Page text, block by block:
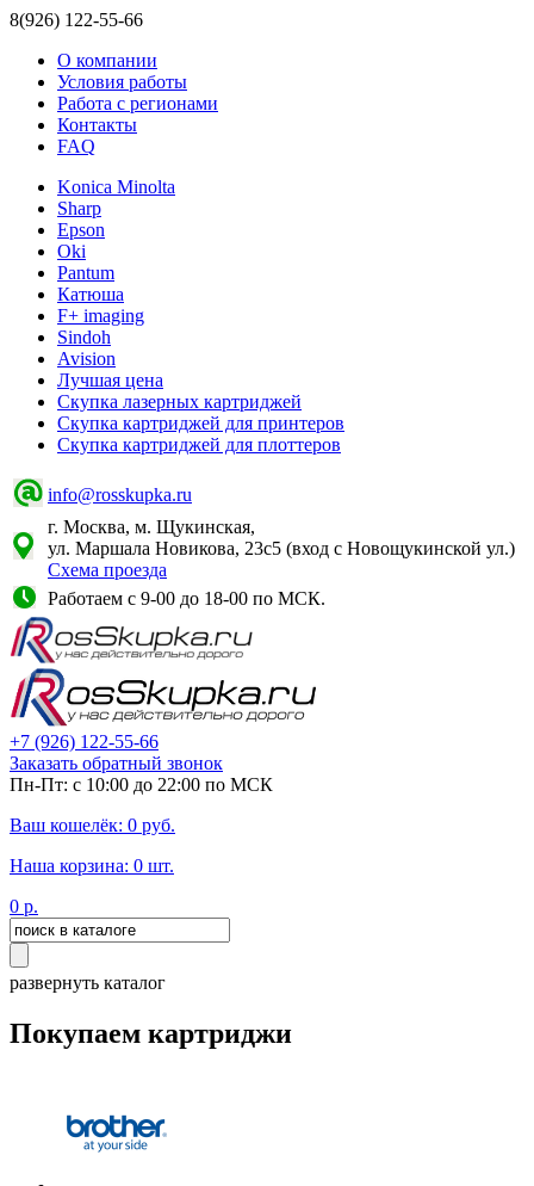
8(926) 122-55-66
О компании
Условия работы
Работа с регионами
Контакты
FAQ
Konica Minolta
Sharp
Epson
Oki
Pantum
Катюша
F+ imaging
Sindoh
Avision
Лучшая цена
Скупка лазерных картриджей
Скупка картриджей для принтеров
Скупка картриджей для плоттеров
info@rosskupka.ru
г. Москва, м. Щукинская,
ул. Маршала Новикова, 23с5 (вход с Новощукинской ул.)
Схема проезда
Работаем с 9-00 до 18-00 по МСК.
+7 (926) 122-55-66
Заказать обратный звонок
Пн-Пт: с 10:00 до 22:00 по МСК
Ваш кошелёк: 0 руб.
Наша корзина: 0 шт.
0 р.
развернуть каталог
Покупаем картриджи